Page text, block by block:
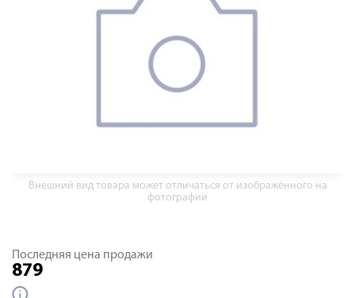
Внешний вид товара может отличаться от изображённого на
фотографии
Последняя цена продажи
879